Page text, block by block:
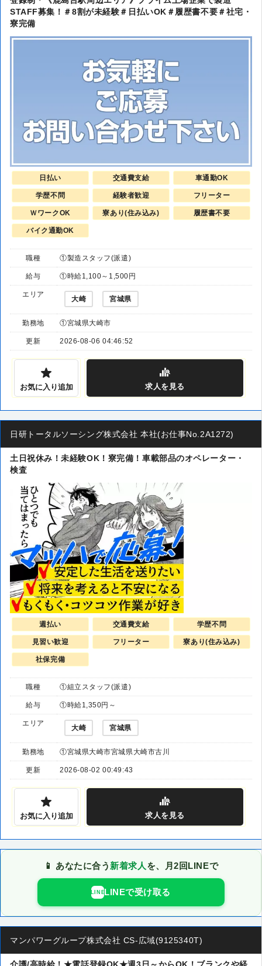
STAFF募集！＃8割が未経験＃日払いOK＃履歴書不要＃社宅・
寮完備
日払い 交通費支給 車通勤OK
学歴不問 経験者歓迎 フリーター
ＷワークOK 寮あり(住み込み) 履歴書不要
バイク通勤OK
職種 ①製造スタッフ(派遣)
給与 ①時給1,100～1,500円
エリア
大崎 宮城県
勤務地 ①宮城県大崎市
更新 2026-08-06 04:46:52
お気に入り追加 求人 を見る
日研トータルソーシング株式会社 本社(お仕事No.2A1272)
土日祝休み！未経験OK！寮完備！車載部品のオペレーター・
検査
週払い 交通費支給 学歴不問
見習い歓迎 フリーター 寮あり(住み込み)
社保完備
職種 ①組立スタッフ(派遣)
給与 ①時給1,350円～
エリア
大崎 宮城県
勤務地 ①宮城県大崎市宮城県大崎市古川
更新 2026-08-02 00:49:43
お気に入り追加 求人 を見る
📱 あなたに合う 新着求人 を、月2回LINEで
LINELINEで受け取る
マンパワーグループ株式会社 CS-広域(9125340T)
介護/高時給！★電話登録OK★週3日～からOK！ブランクや経